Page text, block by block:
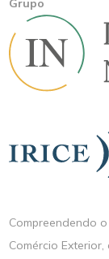
Grupo
Compreendendo
Comércio